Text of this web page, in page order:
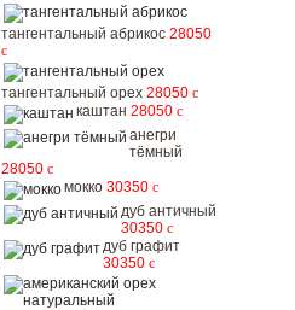
тангентальный абрикос 28050
c
тангентальный орех 28050 c
каштан 28050 c
анегри
тёмный
28050 c
мокко 30350 c
дуб античный
30350 c
дуб графит
30350 c